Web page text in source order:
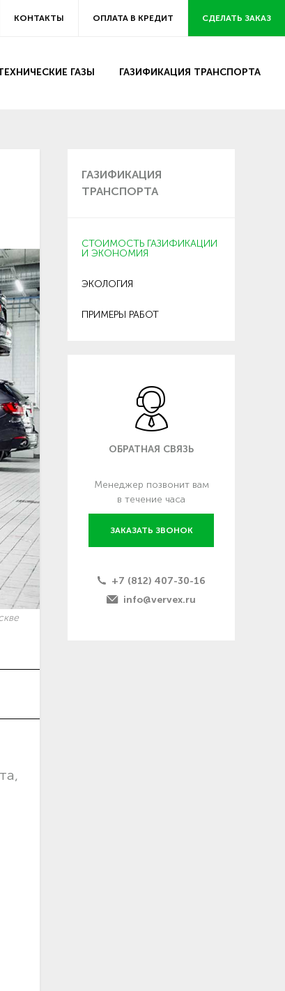
КОНТАКТЫ ОПЛАТА В КРЕДИТ СДЕЛАТЬ ЗАКАЗ
ГАЗЫ ГАЗИФИКАЦИЯ ТРАНСПОРТА
ГАЗИФИКАЦИЯ
ТРАНСПОРТА
СТОИМОСТЬ ГАЗИФИКАЦИИ
И ЭКОНОМИЯ
ЭКОЛОГИЯ
ПРИМЕРЫ РАБОТ
ОБРАТНАЯ СВЯЗЬ
Менеджер позвонит вам
в течение часа
ЗАКАЗАТЬ ЗВОНОК
+7 (812) 407-30-16
info@vervex.ru